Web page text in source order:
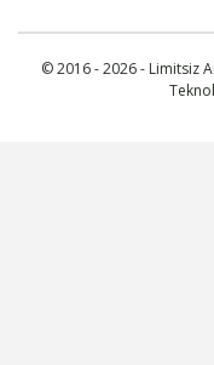
© 2016 - 2026 - Limitsiz